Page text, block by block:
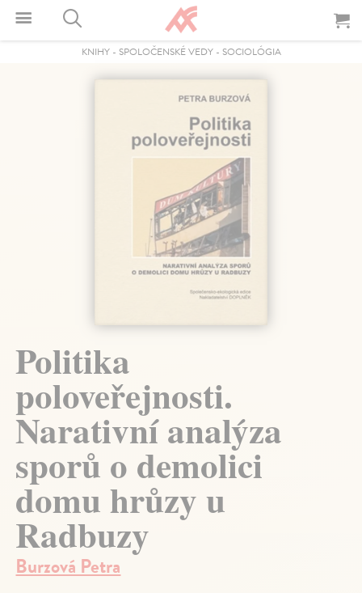
KNIHY- SPOLOČENSKÉ VEDY- SOCIOLÓGIA
Politika
poloveřejnosti.
Narativní analýza
sporů o demolici
domu hrůzy u
Radbuzy
Burzová Petra